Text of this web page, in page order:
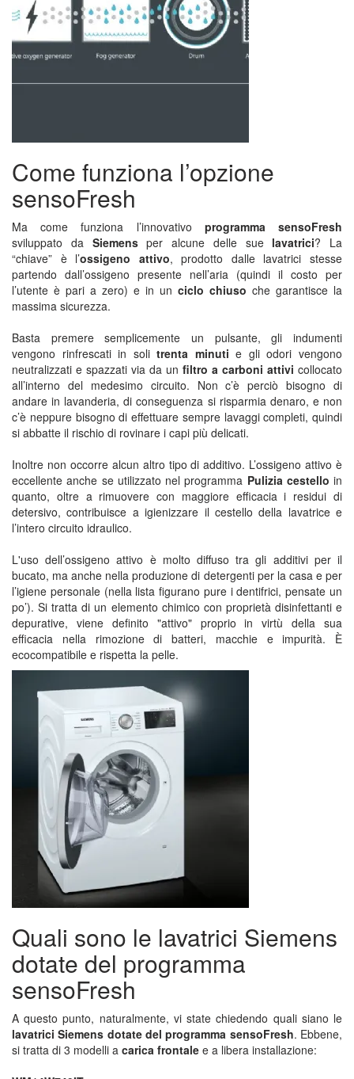
Come funziona l’opzione
sensoFresh
Ma come funziona l’innovativo programma sensoFresh
sviluppato da Siemensper alcune delle sue lavatrici? La
“chiave” è l’ossigeno attivo, prodotto dalle lavatrici stesse
partendo dall’ossigeno presente nell’aria (quindi il costo per
l’utente è pari a zero) e in un ciclo chiuso che garantisce la
massima sicurezza.
Basta premere semplicemente un pulsante, gli indumenti
vengono rinfrescati in solitrenta minuti e gli odori vengono
neutralizzati e spazzati via da un filtro a carboni attivi collocato
all’interno del medesimo circuito. Non c’è perciò bisogno di
andare in lavanderia, di conseguenza si risparmia denaro, e non
c’è neppure bisogno di effettuare sempre lavaggi completi, quindi
si abbatte il rischio di rovinare i capi più delicati.
Inoltre non occorre alcun altro tipo di additivo. L’ossigeno attivo è
eccellente anche se utilizzato nel programma Pulizia cestello in
quanto, oltre a rimuovere con maggiore efficacia i residui di
detersivo, contribuisce a igienizzare il cestello della lavatrice e
l’intero circuito idraulico.
L'uso dell’ossigeno attivo è molto diffuso tra gli additivi per il
bucato, ma anche nella produzione di detergenti per la casa e per
l’igiene personale (nella lista figurano pure i dentifrici, pensate un
po’). Si tratta di un elemento chimico con proprietà disinfettanti e
depurative, viene definito "attivo" proprio in virtù della sua
efficacia nella rimozione di batteri, macchie e impurità. È
ecocompatibile e rispetta la pelle.
Quali sono le lavatrici Siemens
dotate del programma
sensoFresh
A questo punto, naturalmente, vi state chiedendo quali siano le
lavatrici Siemens dotate del programma sensoFresh. Ebbene,
si tratta di 3 modelli a carica frontale e a libera installazione: